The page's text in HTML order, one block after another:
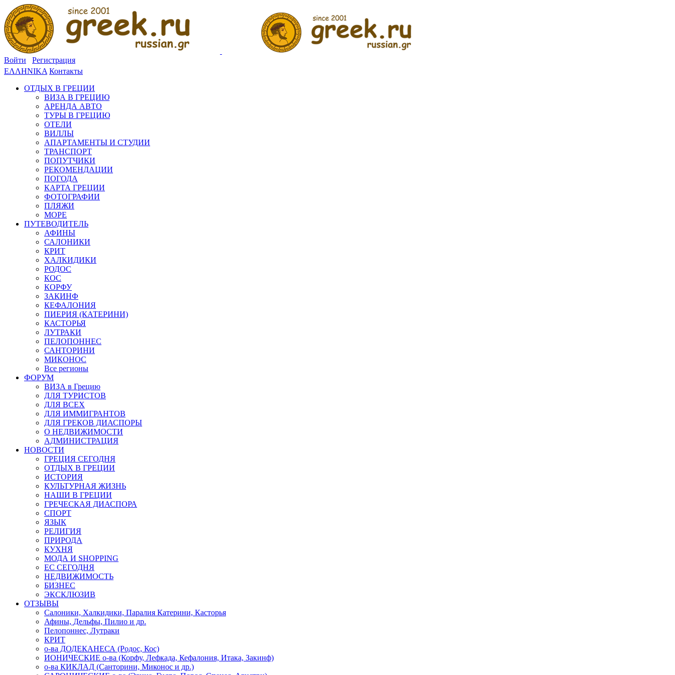
Войти
Регистрация
ΕΛΛΗΝΙΚΑ Контакты
ОТДЫХ В ГРЕЦИИ
ВИЗА В ГРЕЦИЮ
АРЕНДА АВТО
ТУРЫ В ГРЕЦИЮ
ОТЕЛИ
ВИЛЛЫ
АПАРТАМЕНТЫ И СТУДИИ
ТРАНСПОРТ
ПОПУТЧИКИ
РЕКОМЕНДАЦИИ
ПОГОДА
КАРТА ГРЕЦИИ
ФОТОГРАФИИ
ПЛЯЖИ
МОРЕ
ПУТЕВОДИТЕЛЬ
АФИНЫ
САЛОНИКИ
КРИТ
ХАЛКИДИКИ
РОДОС
КОС
КОРФУ
ЗАКИНФ
КЕФАЛОНИЯ
ПИЕРИЯ (КАТЕРИНИ)
КАСТОРЬЯ
ЛУТРАКИ
ПЕЛОПОННЕС
САНТОРИНИ
МИКОНОС
Все регионы
ФОРУМ
ВИЗА в Грецию
ДЛЯ ТУРИСТОВ
ДЛЯ ВСЕХ
ДЛЯ ИММИГРАНТОВ
ДЛЯ ГРЕКОВ ДИАСПОРЫ
О НЕДВИЖИМОСТИ
АДМИНИСТРАЦИЯ
НОВОСТИ
ГРЕЦИЯ СЕГОДНЯ
ОТДЫХ В ГРЕЦИИ
ИСТОРИЯ
КУЛЬТУРНАЯ ЖИЗНЬ
НАШИ В ГРЕЦИИ
ГРЕЧЕСКАЯ ДИАСПОРА
СПОРТ
ЯЗЫК
РЕЛИГИЯ
ПРИРОДА
КУХНЯ
МОДА И SHOPPING
ЕС СЕГОДНЯ
НЕДВИЖИМОСТЬ
БИЗНЕС
ЭКСКЛЮЗИВ
ОТЗЫВЫ
Салоники, Халкидики, Паралия Катерини, Касторья
Афины, Дельфы, Пилио и др.
Пелопоннес, Лутраки
КРИТ
о-ва ДОДЕКАНЕСА (Родос, Кос)
ИОНИЧЕСКИЕ о-ва (Корфу, Лефкада, Кефалония, Итака, Закинф)
о-ва КИКЛАД (Санторини, Миконос и др.)